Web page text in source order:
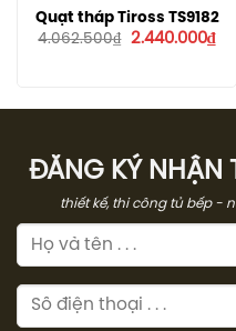
Quạt tháp Tiross TS9182
4.062.500₫
Giá
2.440.000₫Giá
ĐĂNG KÝ NHẬN
thiết kế, thi công tủ bếp -